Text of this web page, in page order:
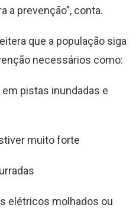
a prevenção”, conta.
que a população siga
necessários como:
pistas inundadas e
muito forte
elétricos molhados ou